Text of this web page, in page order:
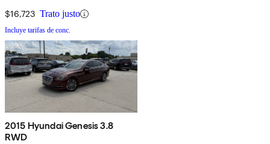
$16,723 Trato justo
Incluye tarifas de conc.
2015 Hyundai Genesis 3.8
RWD